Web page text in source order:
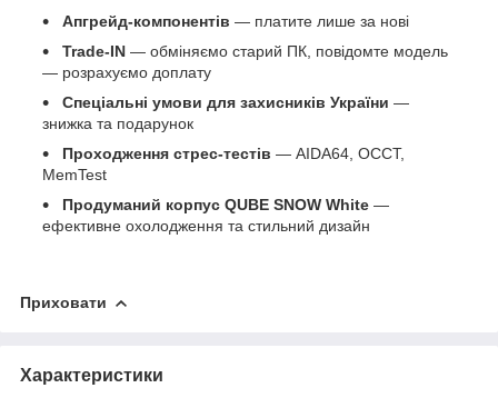
Апгрейд-компонентів — платите лише за нові
Trade‑IN — обміняємо старий ПК, повідомте модель
— розрахуємо доплату
Спеціальні умови для захисників України —
знижка та подарунок
Проходження стрес‑тестів — AIDA64, OCCT,
MemTest
Продуманий корпус QUBE SNOW White —
ефективне охолодження та стильний дизайн
Приховати
Характеристики